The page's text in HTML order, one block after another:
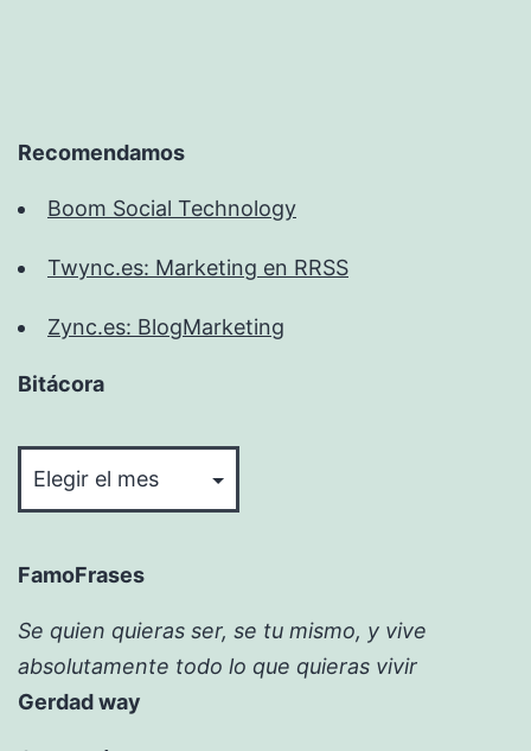
Recomendamos
Boom Social Technology
Twync.es: Marketing en RRSS
Zync.es: BlogMarketing
Bitácora
FamoFrases
Se quien quieras ser, se tu mismo, y vive
absolutamente todo lo que quieras vivir
Gerdad way